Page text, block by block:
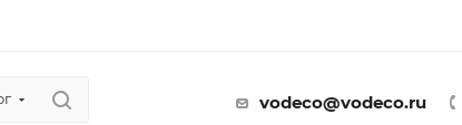
vodeco@vodeco.ru